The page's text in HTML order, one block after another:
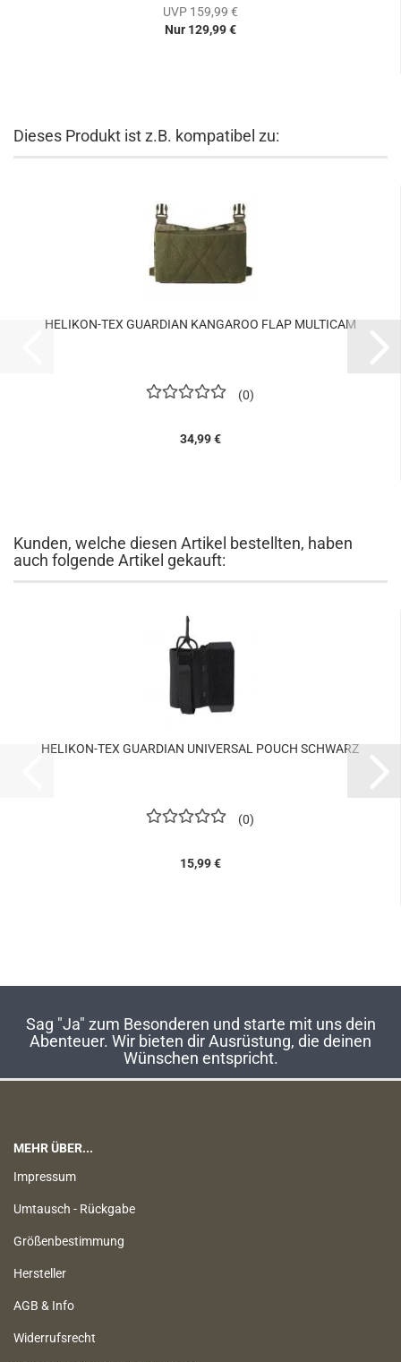
UVP 159,99 €
Nur 129,99 €
Dieses Produkt ist z.B. kompatibel zu:
HELIKON-TEX GUARDIAN KANGAROO FLAP MULTICAM
0
34,99 €
Kunden, welche diesen Artikel bestellten, haben
auch folgende Artikel gekauft:
HELIKON-TEX GUARDIAN UNIVERSAL POUCH SCHWARZ
0
15,99 €
Sag "Ja" zum Besonderen und starte mit uns dein
Abenteuer. Wir bieten dir Ausrüstung, die deinen
Wünschen entspricht.
MEHR ÜBER...
Impressum
Umtausch - Rückgabe
Größenbestimmung
Hersteller
AGB & Info
Widerrufsrecht